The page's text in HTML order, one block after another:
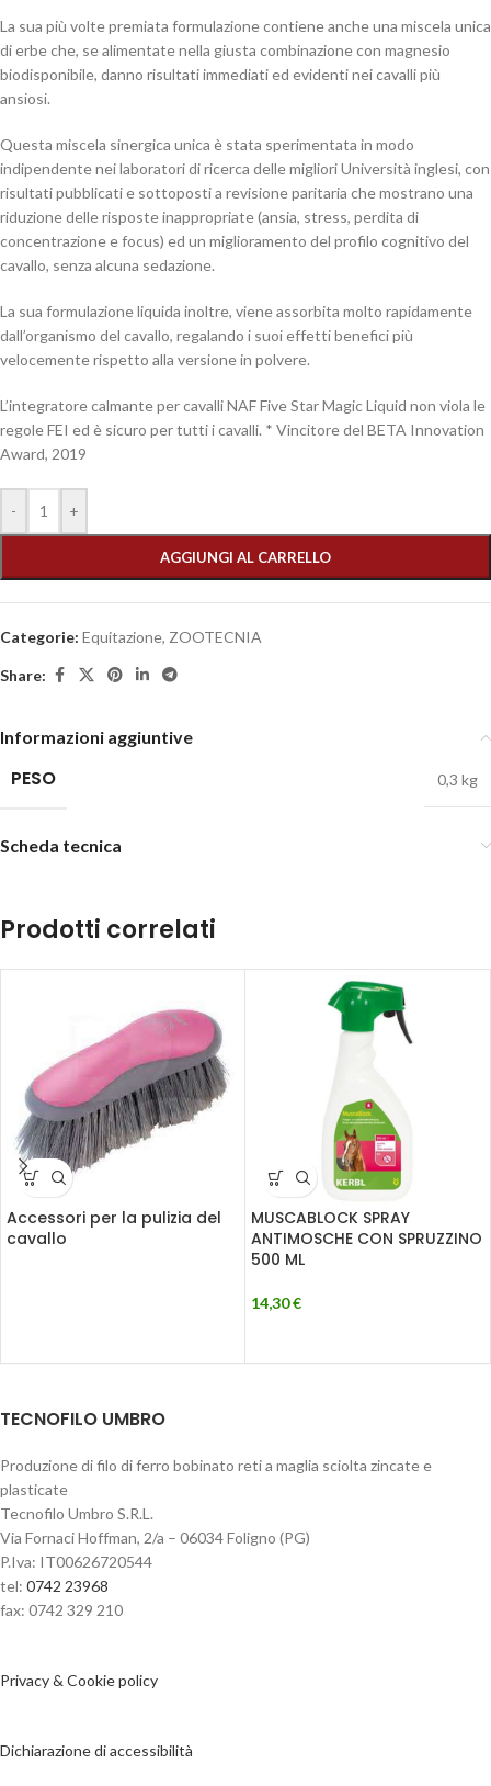
La sua più volte premiata formulazione contiene anche una miscela unica
di erbe che, se alimentate nella giusta combinazione con magnesio
biodisponibile, danno risultati immediati ed evidenti nei cavalli più
ansiosi.
Questa miscela sinergica unica è stata sperimentata in modo
indipendente nei laboratori di ricerca delle migliori Università inglesi, con
risultati pubblicati e sottoposti a revisione paritaria che mostrano una
riduzione delle risposte inappropriate (ansia, stress, perdita di
concentrazione e focus) ed un miglioramento del profilo cognitivo del
cavallo, senza alcuna sedazione.
La sua formulazione liquida inoltre, viene assorbita molto rapidamente
dall’organismo del cavallo, regalando i suoi effetti benefici più
velocemente rispetto alla versione in polvere.
L’integratore calmante per cavalli NAF Five Star Magic Liquid non viola le
regole FEI ed è sicuro per tutti i cavalli. * Vincitore del BETA Innovation
Award, 2019
- +
AGGIUNGI AL CARRELLO
Categorie: Equitazione, ZOOTECNIA
Share:
Informazioni aggiuntive
PESO 0,3 kg
Scheda tecnica
Prodotti correlati
Accessori per la pulizia del
cavallo
MUSCABLOCK SPRAY
ANTIMOSCHE CON SPRUZZINO
500 ML
14,30€
TECNOFILO UMBRO
Produzione di filo di ferro bobinato reti a maglia sciolta zincate e
plasticate
Tecnofilo Umbro S.R.L.
Via Fornaci Hoffman, 2/a – 06034 Foligno (PG)
P.Iva: IT00626720544
tel: 0742 23968
fax: 0742 329 210
Privacy & Cookie policy
Dichiarazione di accessibilità